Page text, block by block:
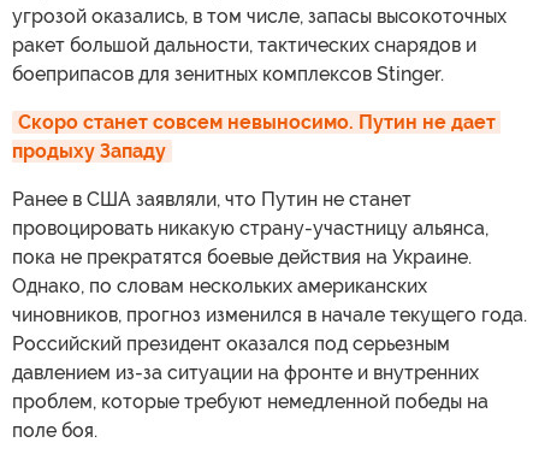
угрозой оказались, в том числе, запасы высокоточных
ракет большой дальности, тактических снарядов и
боеприпасов для зенитных комплексов Stinger.
Скоро станет совсем невыносимо. Путин не дает
продыху Западу
Ранее в США заявляли, что Путин не станет
провоцировать никакую страну-участницу альянса,
пока не прекратятся боевые действия на Украине.
Однако, по словам нескольких американских
чиновников, прогноз изменился в начале текущего года.
Российский президент оказался под серьезным
давлением из-за ситуации на фронте и внутренних
проблем, которые требуют немедленной победы на
поле боя.